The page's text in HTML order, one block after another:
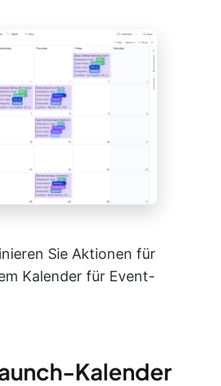
Sie Aktionen für
Kalender für Event-
Kalender